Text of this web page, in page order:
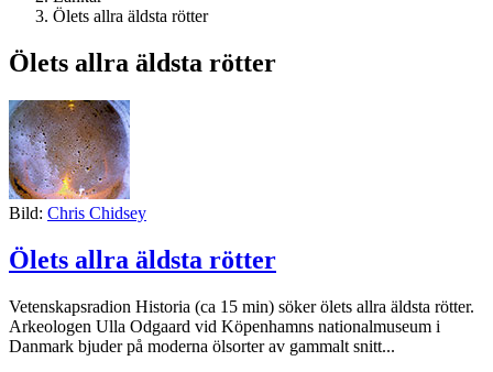
Ölets allra äldsta rötter
Ölets allra äldsta rötter
Bild: Chris Chidsey
Ölets allra äldsta rötter
Vetenskapsradion Historia (ca 15 min) söker ölets allra äldsta rötter.
Arkeologen Ulla Odgaard vid Köpenhamns nationalmuseum i
Danmark bjuder på moderna ölsorter av gammalt snitt...